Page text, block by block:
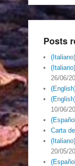
Posts
26/06/
10/06/
Carta
20/05/